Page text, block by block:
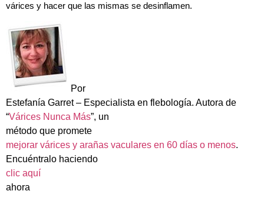
várices y hacer que las mismas se desinflamen.
Por
Estefanía Garret – Especialista en flebología. Autora de
“Várices Nunca Más”, un
método que promete
mejorar várices y arañas vaculares en 60 días o menos.
Encuéntralo haciendo
clic aquí
ahora